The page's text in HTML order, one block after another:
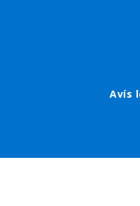
FooterAvís